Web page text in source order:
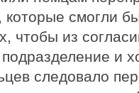
смогли
чтобы из
и
следовало